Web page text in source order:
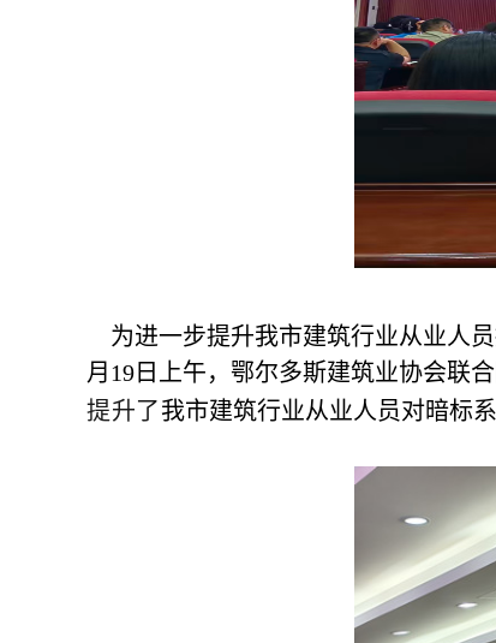
为进一步提升我市建筑行业从业人
月19日上午，鄂尔多斯建筑业协会联
提升了我市建筑行业从业人员对暗标